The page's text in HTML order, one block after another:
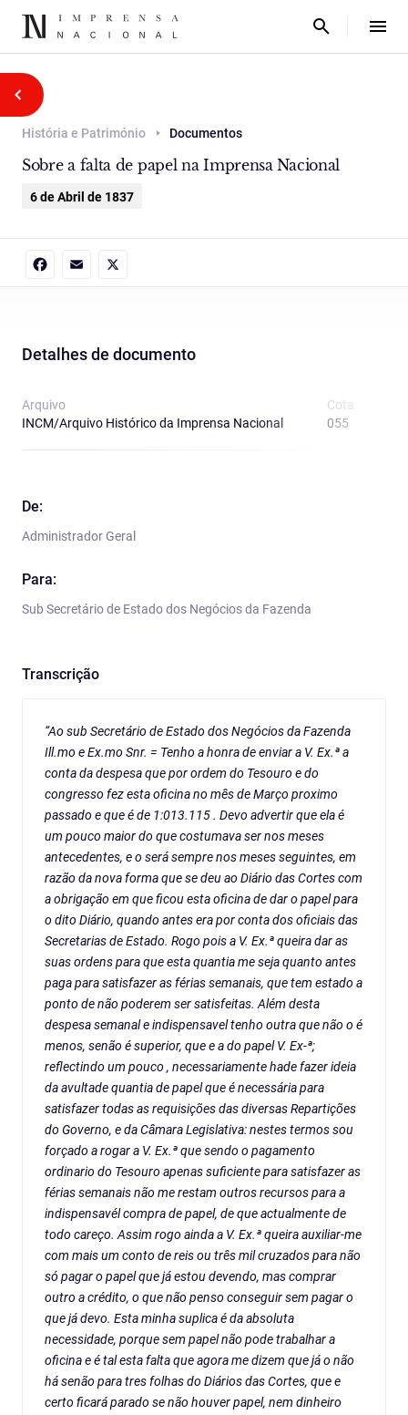
História e Património Documentos
Sobre a falta de papel na Imprensa Nacional
6 de Abril de 1837
Detalhes de documento
Arquivo
INCM/Arquivo Histórico da Imprensa Nacional
Cota
055
De:
Administrador Geral
Para:
Sub Secretário de Estado dos Negócios da Fazenda
Transcrição
“Ao sub Secretário de Estado dos Negócios da Fazenda
Ill.mo e Ex.mo Snr. = Tenho a honra de enviar a V. Ex.ª a
conta da despesa que por ordem do Tesouro e do
congresso fez esta oficina no mês de Março proximo
passado e que é de 1:013.115 . Devo advertir que ela é
um pouco maior do que costumava ser nos meses
antecedentes, e o será sempre nos meses seguintes, em
razão da nova forma que se deu ao Diário das Cortes com
a obrigação em que ficou esta oficina de dar o papel para
o dito Diário, quando antes era por conta dos oficiais das
Secretarias de Estado. Rogo pois a V. Ex.ª queira dar as
suas ordens para que esta quantia me seja quanto antes
paga para satisfazer as férias semanais, que tem estado a
ponto de não poderem ser satisfeitas. Além desta
despesa semanal e indispensavel tenho outra que não o é
menos, senão é superior, que e a do papel V. Ex-ª;
reflectindo um pouco , necessariamente hade fazer ideia
da avultade quantia de papel que é necessária para
satisfazer todas as requisições das diversas Repartições
do Governo, e da Câmara Legislativa: nestes termos sou
forçado a rogar a V. Ex.ª que sendo o pagamento
ordinario do Tesouro apenas suficiente para satisfazer as
férias semanais não me restam outros recursos para a
indispensavél compra de papel, de que actualmente de
todo careço. Assim rogo ainda a V. Ex.ª queira auxiliar-me
com mais um conto de reis ou três mil cruzados para não
só pagar o papel que já estou devendo, mas comprar
outro a crédito, o que não penso conseguir sem pagar o
que já devo. Esta minha suplica é da absoluta
necessidade, porque sem papel não pode trabalhar a
oficina e é tal esta falta que agora me dizem que já o não
há senão para tres folhas do Diários das Cortes, que e
certo ficará parado se não houver papel, nem dinheiro